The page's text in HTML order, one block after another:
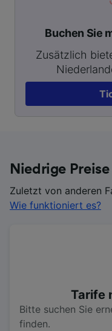
Buchen Sie
Zusätzlich
Niedrige
Zuletzt von anderen
Wie funktioniert es?
Tarife
Bitte suchen Sie
finden.